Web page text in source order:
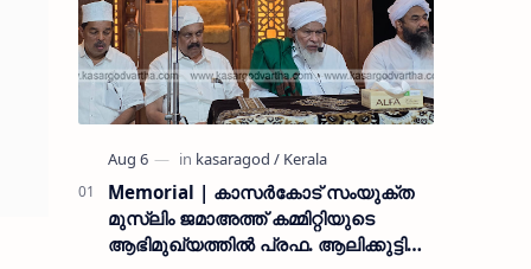
Memorial | കാസർകോട് സംയുക്ത
മുസ്ലിം ജമാഅത്ത് കമ്മിറ്റിയുടെ
ആഭിമുഖ്യത്തിൽ പ്രഫ. ആലിക്കുട്ടി